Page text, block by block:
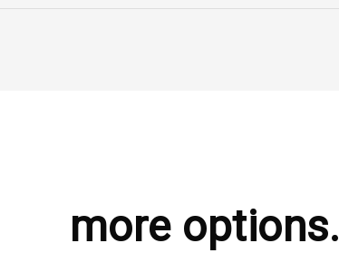
more options.